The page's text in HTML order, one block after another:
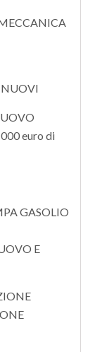
NUOVI
euro di
GASOLIO
E